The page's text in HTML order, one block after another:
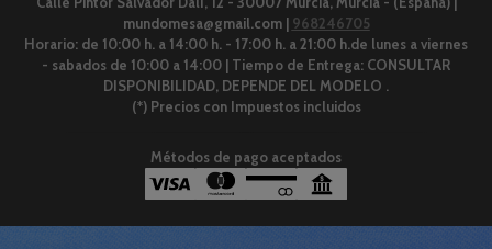
mundomesa@gmail.com | 968246705
Horario: de 10:00 h. a 14:00 h. - 17:00 h. a 21:00 h.de lunes a viernes
- sabados de 10:00 a 14:00 | Tiempo de Entrega: CONSULTAR
DISPONIBILIDAD, DEPENDE DEL MODELO .
(*) Precios con Impuestos incluidos
Métodos de pago aceptados